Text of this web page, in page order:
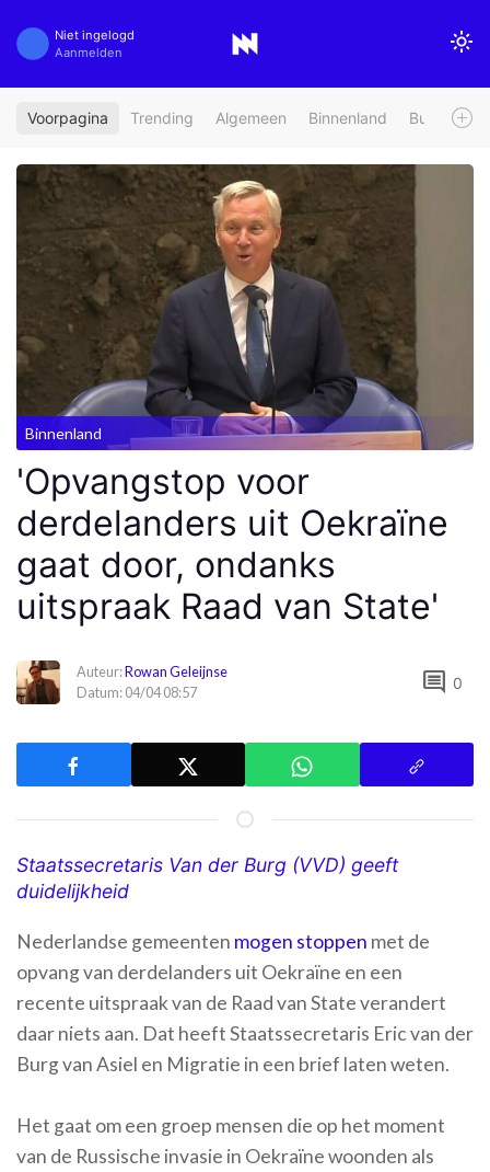
Niet ingelogd
Aanmelden
Voorpagina Trending Algemeen Binnenland Buitenland
Binnenland
'Opvangstop voor
derdelanders uit Oekraïne
gaat door, ondanks
uitspraak Raad van State'
Auteur:Rowan Geleijnse
Datum: 04/04 08:57
comment 0
Staatssecretaris Van der Burg (VVD) geeft
duidelijkheid
Nederlandse gemeenten mogen stoppen met de
opvang van derdelanders uit Oekraïne en een
recente uitspraak van de Raad van State verandert
daar niets aan. Dat heeft Staatssecretaris Eric van der
Burg van Asiel en Migratie in een brief laten weten.
Het gaat om een groep mensen die op het moment
van de Russische invasie in Oekraïne woonden als